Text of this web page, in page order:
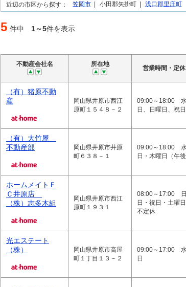
近辺の市区から探す： 笠岡市 | 小田郡矢掛町 | 浅口郡里庄町
5 件中 1～5件を表示
不動産会社名 所在地
営業時間・定休
（有）猪原不動
産
岡山県井原市西江
原町１５４８－２
09:00～18:00
日、日曜日、祝日
（有）大竹屋
不動産部
岡山県井原市井原
町６３８－１
09:00～18:00
日・木曜日（午後
ホームメイトＦ
Ｃ井原店
（株）志多木組
岡山県井原市西江
原町１９３１
08:00～17:00
日・祝日・土曜
不定休
光エステート
（株）
岡山県井原市高屋
町１丁目１３－２
09:00～17:00
日